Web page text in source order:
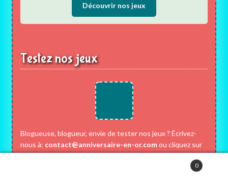
Découvrir nos jeux
Testez nos jeux
Blogueuse, blogueur, envie de tester nos jeux ? Écrivez-
nous à: contact@anniversaire-en-or.comou cliquez sur
0